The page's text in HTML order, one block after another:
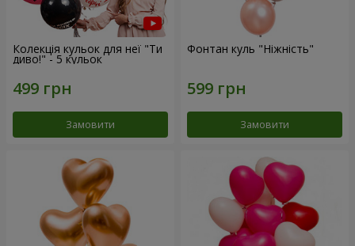
Колекція кульок для неї "Ти
диво!" - 5 кульок
Замовити
Фонтан куль "Ніжність"
Замовити